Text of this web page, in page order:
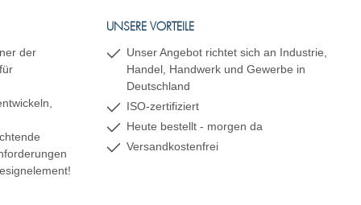
der
UNSERE VORTEILE
Unser Angebot richtet sich an Industrie,
Handel, Handwerk und Gewerbe in
Deutschland
ISO-zertifiziert
Heute bestellt - morgen da
Versandkostenfrei